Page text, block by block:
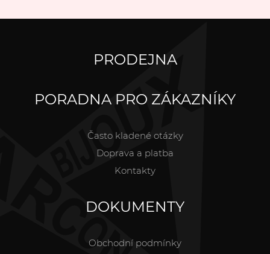
PRODEJNA
PORADNA PRO ZÁKAZNÍKY
Často kladené otázky
Doprava a platba
Kontakty
DOKUMENTY
Obchodní podmínky